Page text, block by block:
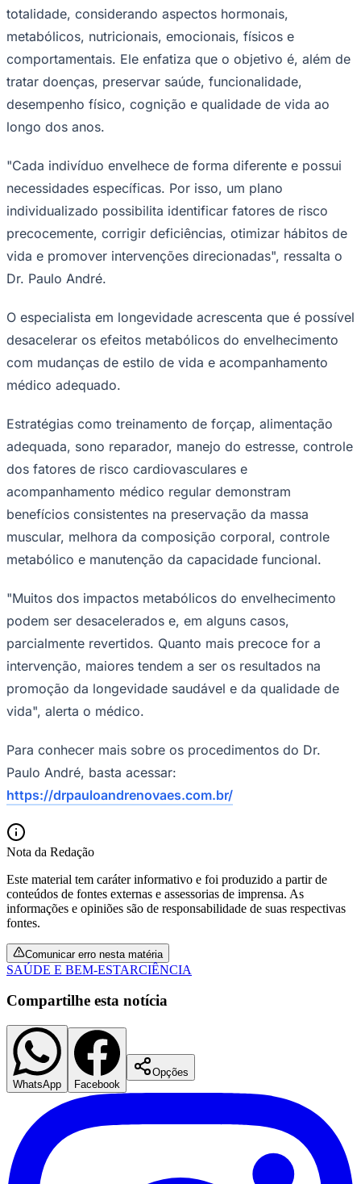
Flamengo
Fluminense
Vasco
totalidade, considerando aspectos hormonais,
metabólicos, nutricionais, emocionais, físicos e
comportamentais. Ele enfatiza que o objetivo é, além de
tratar doenças, preservar saúde, funcionalidade,
desempenho físico, cognição e qualidade de vida ao
longo dos anos.
"Cada indivíduo envelhece de forma diferente e possui
necessidades específicas. Por isso, um plano
individualizado possibilita identificar fatores de risco
precocemente, corrigir deficiências, otimizar hábitos de
vida e promover intervenções direcionadas", ressalta o
Dr. Paulo André.
O especialista em longevidade acrescenta que é possível
desacelerar os efeitos metabólicos do envelhecimento
com mudanças de estilo de vida e acompanhamento
médico adequado.
Estratégias como treinamento de forçap, alimentação
adequada, sono reparador, manejo do estresse, controle
dos fatores de risco cardiovasculares e
acompanhamento médico regular demonstram
benefícios consistentes na preservação da massa
muscular, melhora da composição corporal, controle
metabólico e manutenção da capacidade funcional.
"Muitos dos impactos metabólicos do envelhecimento
podem ser desacelerados e, em alguns casos,
parcialmente revertidos. Quanto mais precoce for a
intervenção, maiores tendem a ser os resultados na
promoção da longevidade saudável e da qualidade de
vida", alerta o médico.
Para conhecer mais sobre os procedimentos do Dr.
Paulo André, basta acessar:
https://drpauloandrenovaes.com.br/
Nota da Redação
Este material tem caráter informativo e foi produzido a partir de
conteúdos de fontes externas e assessorias de imprensa. As
informações e opiniões são de responsabilidade de suas respectivas
fontes.
Comunicar erro nesta matéria
SAÚDE E BEM-ESTARCIÊNCIA
Compartilhe esta notícia
WhatsApp Facebook
Opções